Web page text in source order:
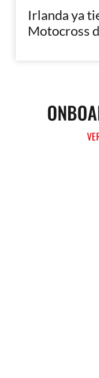
Irlanda ya
Motocross